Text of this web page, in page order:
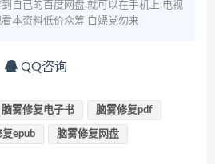
自己的百度网盘,就可以在手机上,电视
看本资料低价众筹 白嫖党勿来
QQ咨询
脑雾修复电子书 脑雾修复pdf
epub 脑雾修复网盘